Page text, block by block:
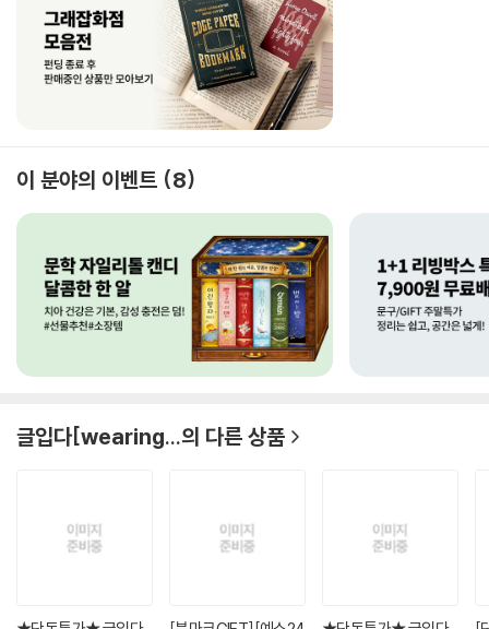
이 분야의 이벤트 8
글입다[wearing...의 다른 상품